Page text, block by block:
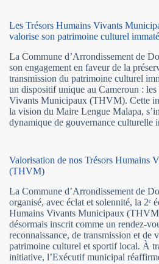
Les Trésors Humains Vivants
valorise son patrimoine culturel
La Commune d’Arrondissement de
son engagement en faveur de la
transmission du patrimoine culturel
un dispositif unique au Cameroun :
Vivants Municipaux (THVM). Cette
la vision du Maire Lengue Malapa,
dynamique de gouvernance
Valorisation de nos Trésors Humains
(THVM)
La Commune d’Arrondissement de
organisé, avec éclat et solennité, la 2ᵉ
Humains Vivants Municipaux
désormais inscrit comme un rendez-
reconnaissance, de transmission et de
patrimoine culturel et sportif local. À
initiative, l’Exécutif municipal